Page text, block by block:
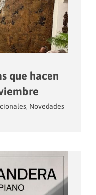
que hacen
, Novedades